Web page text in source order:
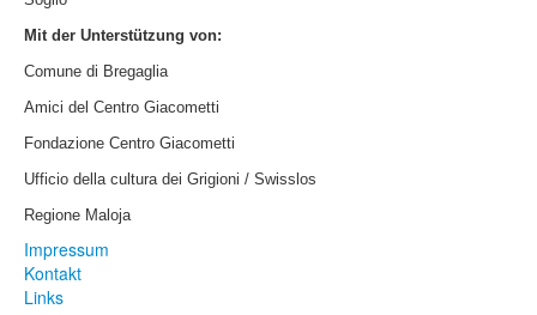
Mit der Unterstützung von:
Comune di Bregaglia
Amici del Centro Giacometti
Fondazione Centro Giacometti
Ufficio della cultura dei Grigioni / Swisslos
Regione Maloja
Impressum
Kontakt
Links